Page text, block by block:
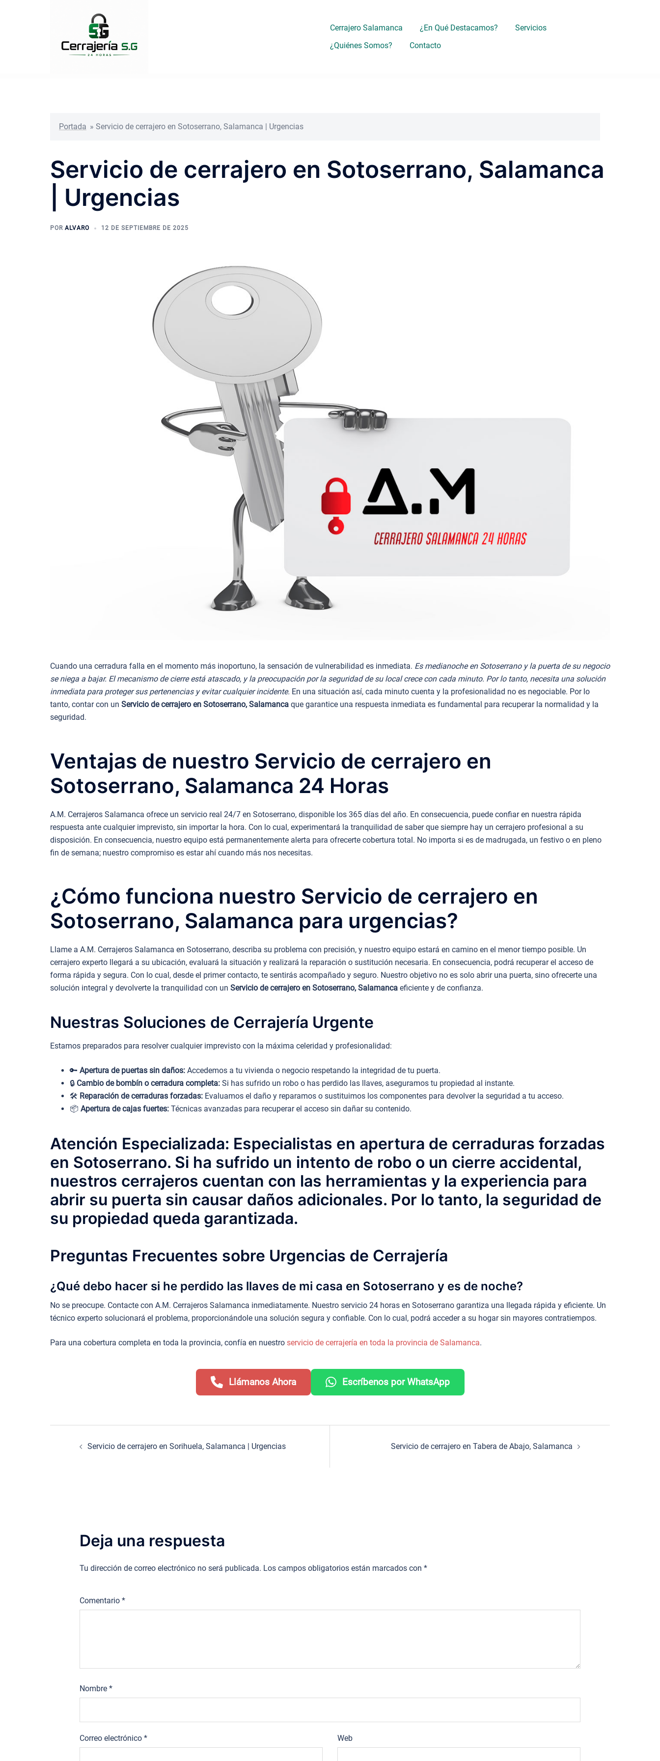
Cerrajero Salamanca ¿En Qué Destacamos?
Servicios
¿Quiénes Somos?
Contacto
Portada » Servicio de cerrajero en Sotoserrano, Salamanca | Urgencias
Servicio de cerrajero en Sotoserrano, Salamanca
| Urgencias
POR ALVARO 12 DE SEPTIEMBRE DE 2025
Cuando una cerradura falla en el momento más inoportuno, la sensación de vulnerabilidad es inmediata. Es medianoche en Sotoserrano y la puerta de su negocio
se niega a bajar. El mecanismo de cierre está atascado, y la preocupación por la seguridad de su local crece con cada minuto. Por lo tanto, necesita una solución
inmediata para proteger sus pertenencias y evitar cualquier incidente. En una situación así, cada minuto cuenta y la profesionalidad no es negociable. Por lo
tanto, contar con un Servicio de cerrajero en Sotoserrano, Salamanca que garantice una respuesta inmediata es fundamental para recuperar la normalidad y la
seguridad.
Ventajas de nuestro Servicio de cerrajero en
Sotoserrano, Salamanca 24 Horas
A.M. Cerrajeros Salamanca ofrece un servicio real 24/7 en Sotoserrano, disponible los 365 días del año. En consecuencia, puede confiar en nuestra rápida
respuesta ante cualquier imprevisto, sin importar la hora. Con lo cual, experimentará la tranquilidad de saber que siempre hay un cerrajero profesional a su
disposición. En consecuencia, nuestro equipo está permanentemente alerta para ofrecerte cobertura total. No importa si es de madrugada, un festivo o en pleno
fin de semana; nuestro compromiso es estar ahí cuando más nos necesitas.
¿Cómo funciona nuestro Servicio de cerrajero en
Sotoserrano, Salamanca para urgencias?
Llame a A.M. Cerrajeros Salamanca en Sotoserrano, describa su problema con precisión, y nuestro equipo estará en camino en el menor tiempo posible. Un
cerrajero experto llegará a su ubicación, evaluará la situación y realizará la reparación o sustitución necesaria. En consecuencia, podrá recuperar el acceso de
forma rápida y segura. Con lo cual, desde el primer contacto, te sentirás acompañado y seguro. Nuestro objetivo no es solo abrir una puerta, sino ofrecerte una
solución integral y devolverte la tranquilidad con un Servicio de cerrajero en Sotoserrano, Salamanca eficiente y de confianza.
Nuestras Soluciones de Cerrajería Urgente
Estamos preparados para resolver cualquier imprevisto con la máxima celeridad y profesionalidad:
🔑 Apertura de puertas sin daños: Accedemos a tu vivienda o negocio respetando la integridad de tu puerta.
🔒 Cambio de bombín o cerradura completa: Si has sufrido un robo o has perdido las llaves, aseguramos tu propiedad al instante.
🛠️ Reparación de cerraduras forzadas: Evaluamos el daño y reparamos o sustituimos los componentes para devolver la seguridad a tu acceso.
📦 Apertura de cajas fuertes: Técnicas avanzadas para recuperar el acceso sin dañar su contenido.
Atención Especializada: Especialistas en apertura de cerraduras forzadas
en Sotoserrano. Si ha sufrido un intento de robo o un cierre accidental,
nuestros cerrajeros cuentan con las herramientas y la experiencia para
abrir su puerta sin causar daños adicionales. Por lo tanto, la seguridad de
su propiedad queda garantizada.
Preguntas Frecuentes sobre Urgencias de Cerrajería
¿Qué debo hacer si he perdido las llaves de mi casa en Sotoserrano y es de noche?
No se preocupe. Contacte con A.M. Cerrajeros Salamanca inmediatamente. Nuestro servicio 24 horas en Sotoserrano garantiza una llegada rápida y eficiente. Un
técnico experto solucionará el problema, proporcionándole una solución segura y confiable. Con lo cual, podrá acceder a su hogar sin mayores contratiempos.
Para una cobertura completa en toda la provincia, confía en nuestro servicio de cerrajería en toda la provincia de Salamanca.
Llámanos Ahora Escríbenos por WhatsApp
Navegación
Servicio de cerrajero en Sorihuela, Salamanca | Urgencias Servicio de cerrajero en Tabera de Abajo, Salamanca
Deja una respuesta
Tu dirección de correo electrónico no será publicada. Los campos obligatorios están marcados con *
Comentario *
Nombre *
Correo electrónico * Web